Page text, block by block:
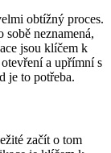
obtížný proces.
sobě neznamená,
jsou klíčem k
a upřímní s
je to potřeba.
začít o tom